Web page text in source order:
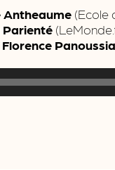
Antheaume (Ecole
Florence